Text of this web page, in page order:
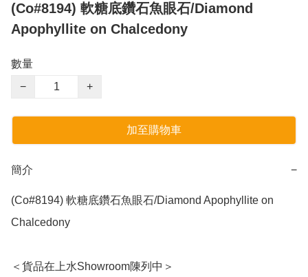
(Co#8194) 軟糖底鑽石魚眼石/Diamond
Apophyllite on Chalcedony
數量
−
+
加至購物車
簡介 −
(Co#8194) 軟糖底鑽石魚眼石/Diamond Apophyllite on
Chalcedony
＜貨品在上水Showroom陳列中＞